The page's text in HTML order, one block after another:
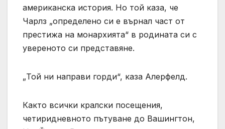
американска история. Но той каза, че
Чарлз „определено си е върнал част от
престижа на монархията“ в родината си с
увереното си представяне.
„Той ни направи горди“, каза Алерфелд.
Както всички кралски посещения,
четиридневното пътуване до Вашингтон,